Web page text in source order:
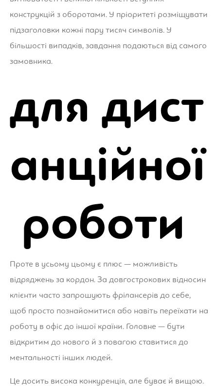
конструкцій з оборотами. У пріоритеті розміщувати
підзаголовки кожні пару тисяч символів. У
більшості випадків, завдання подаються від самого
замовника.
для дист
анційної
роботи
Проте в усьому цьому є плюс — можливість
відряджень за кордон. За довгострокових відносин
клієнти часто запрошують фрілансерів до себе,
щоб просто познайомитися або навіть переїхати на
роботу в офіс до іншої країни. Головне — бути
відкритим до нового й з повагою ставитися до
ментальності інших людей.
Це досить висока конкуренція, але буває й вищою.